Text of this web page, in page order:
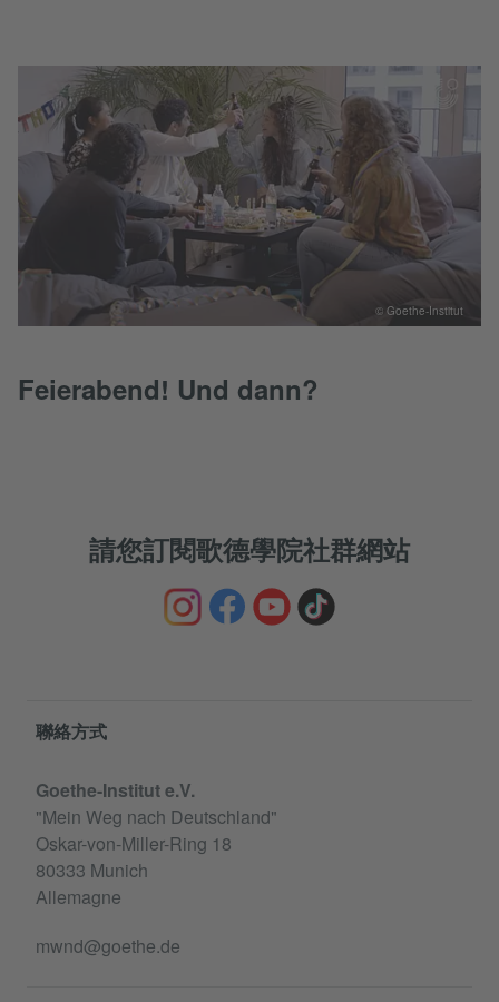
Feierabend! Und dann?
© Goethe-Institut
請您訂閱歌德學院社群網站
Information and services
聯絡方式
Goethe-Institut e.V.
"Mein Weg nach Deutschland"
Oskar-von-Miller-Ring 18
80333 Munich
Allemagne
mwnd@goethe.de